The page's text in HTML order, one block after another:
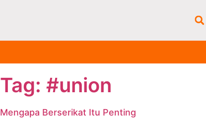
Tag: #union
Mengapa Berserikat Itu Penting